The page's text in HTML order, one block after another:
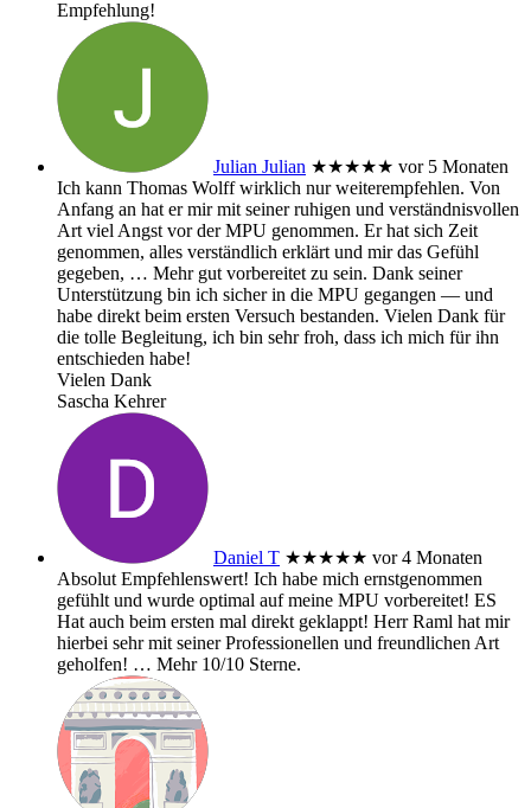
Empfehlung!
Julian Julian ★★★★★ vor 5 Monaten
Ich kann Thomas Wolff wirklich nur weiterempfehlen. Von
Anfang an hat er mir mit seiner ruhigen und verständnisvollen
Art viel Angst vor der MPU genommen. Er hat sich Zeit
genommen, alles verständlich erklärt und mir das Gefühl
gegeben, … Mehrgut vorbereitet zu sein. Dank seiner
Unterstützung bin ich sicher in die MPU gegangen — und
habe direkt beim ersten Versuch bestanden. Vielen Dank für
die tolle Begleitung, ich bin sehr froh, dass ich mich für ihn
entschieden habe!
Vielen Dank
Sascha Kehrer
Daniel T ★★★★★ vor 4 Monaten
Absolut Empfehlenswert! Ich habe mich ernstgenommen
gefühlt und wurde optimal auf meine MPU vorbereitet! ES
Hat auch beim ersten mal direkt geklappt! Herr Raml hat mir
hierbei sehr mit seiner Professionellen und freundlichen Art
geholfen! … Mehr10/10 Sterne.